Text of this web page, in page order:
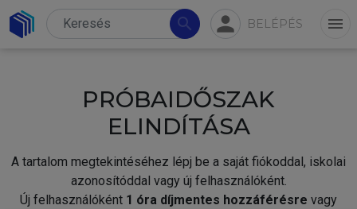
search person BELÉPÉS menu
PRÓBAIDŐSZAK
ELINDÍTÁSA
A tartalom megtekintéséhez lépj be a saját fiókoddal, iskolai
azonosítóddal vagy új felhasználóként.
Új felhasználóként 1 óra díjmentes hozzáférésre vagy